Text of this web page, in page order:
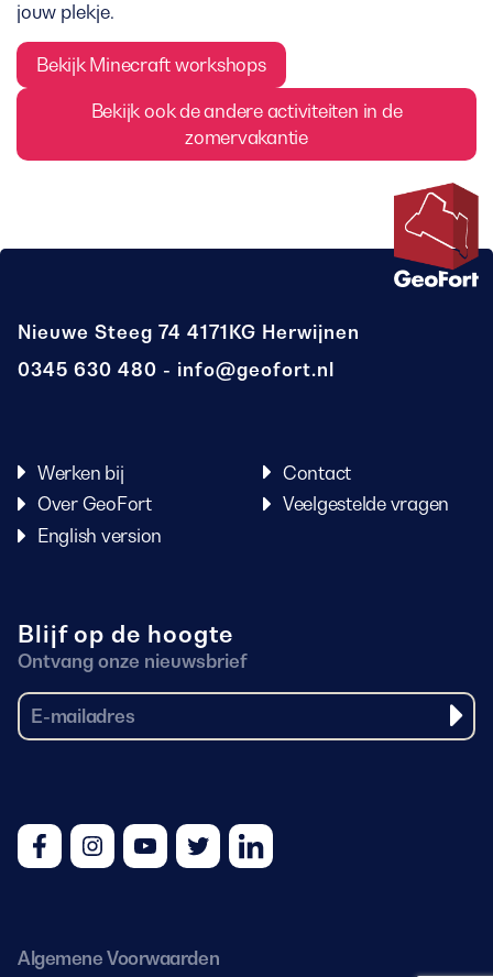
jouw plekje.
Bekijk Minecraft workshops
Bekijk ook de andere activiteiten in de
zomervakantie
Nieuwe Steeg 74 4171KG Herwijnen
0345 630 480
info@geofort.nl
Werken bij
Over GeoFort
English version
Contact
Veelgestelde vragen
Blijf op de hoogte
Ontvang onze nieuwsbrief
FacebookInstagram
YoutubeTwitterLinkedIn
Algemene Voorwaarden